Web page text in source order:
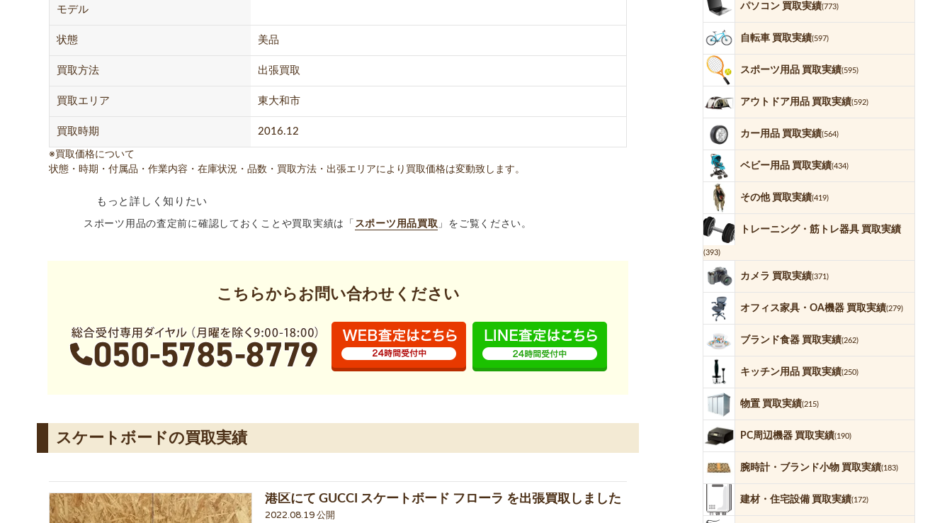
モデル
状態 美品
買取方法 出張買取
買取エリア 東大和市
買取時期 2016.12
※買取価格について
状態・時期・付属品・作業内容・在庫状況・品数・買取方法・出張エリアにより買取価格は変動致します。
もっと詳しく知りたい
スポーツ用品の査定前に確認しておくことや買取実績は「 スポーツ用品買取 」をご覧ください。
こちらからお問い合わせください
スケートボードの買取実績
港区にて GUCCI スケートボード フローラ を出張買取しました
2022.08.19 公開
パソコン 買取実績(773)
自転車 買取実績(597)
スポーツ用品 買取実績(595)
アウトドア用品 買取実績(592)
カー用品 買取実績(564)
ベビー用品 買取実績(434)
その他 買取実績(419)
トレーニング・筋トレ器具 買取実績
(393)
カメラ 買取実績(371)
オフィス家具・OA機器 買取実績(279)
ブランド食器 買取実績(262)
キッチン用品 買取実績(250)
物置 買取実績(215)
PC周辺機器 買取実績(190)
腕時計・ブランド小物 買取実績(183)
建材・住宅設備 買取実績(172)